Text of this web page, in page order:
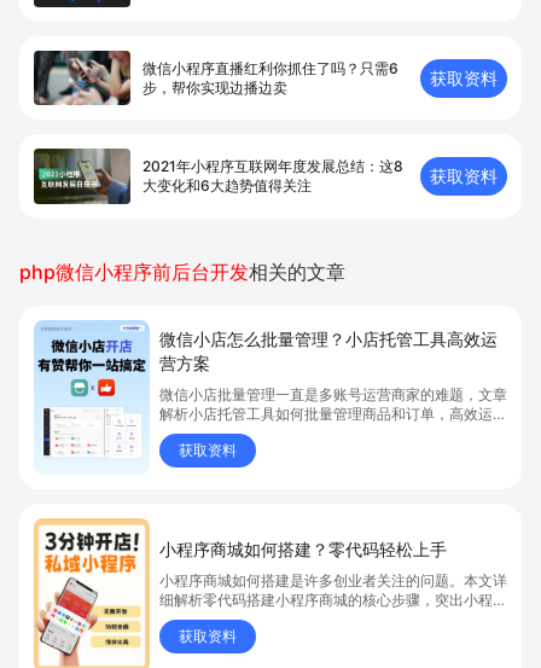
微信小程序直播红利你抓住了吗？只需6
步，帮你实现边播边卖
获取资料
2021年小程序互联网年度发展总结：这8
大变化和6大趋势值得关注
获取资料
php微信小程序前后台开发相关的文章
微信小店怎么批量管理？小店托管工具高效运
营方案
微信小店批量管理一直是多账号运营商家的难题，文章
解析小店托管工具如何批量管理商品和订单，高效运营
多账号微信小店。通过智能同步、AI运营托管和丰富营
销玩法，全面提升门店管理效率。点击了解微信小店批
量管理、高效托管的实用方案！
获取资料
小程序商城如何搭建？零代码轻松上手
小程序商城如何搭建是许多创业者关注的问题。本文详
细解析零代码搭建小程序商城的核心步骤，突出小程序
商城、商城搭建与零代码开店优势，帮助你轻松实现商
品上架、全渠道销售及高效会员运营，快速开启线上卖
货新模式。点击获取详细操作指南！
获取资料